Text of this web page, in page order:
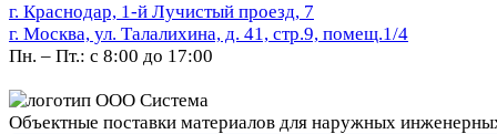
г. Краснодар, 1-й Лучистый проезд, 7
г. Москва, ул. Талалихина, д. 41, стр.9, помещ.1/4
Пн. – Пт.: с 8:00 до 17:00
Объектные поставки материалов для наружных